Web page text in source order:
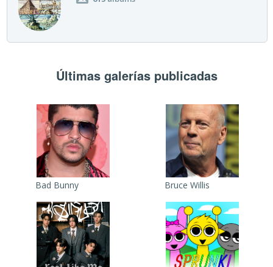
Últimas galerías publicadas
Bad Bunny Bruce Willis